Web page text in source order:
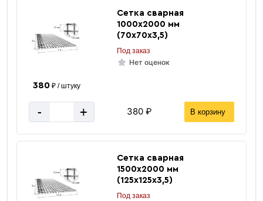
Сетка сварная
1000х2000 мм
(70х70х3,5)
Под заказ
Нет оценок
380₽ / штуку
- + 380 ₽ В корзину
Сетка сварная
1500х2000 мм
(125х125х3,5)
Под заказ